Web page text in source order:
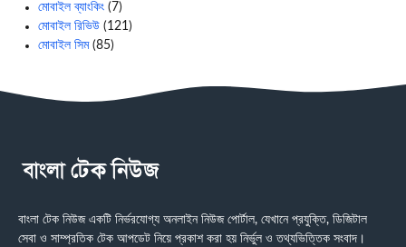
মোবাইল ব্যাংকিং (7)
মোবাইল রিভিউ (121)
মোবাইল সিম(85)
বাংলা টেক নিউজ একটি নির্ভরযোগ্য অনলাইন নিউজ পোর্টাল, যেখানে প্রযুক্তি, ডিজিটাল
সেবা ও সাম্প্রতিক টেক আপডেট নিয়ে প্রকাশ করা হয় নির্ভুল ও তথ্যভিত্তিক সংবাদ।